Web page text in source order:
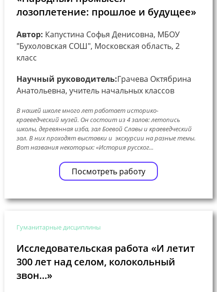
лозоплетение: прошлое и будущее»
Автор: Капустина Софья Денисовна, МБОУ
"Бухоловская СОШ", Московская область, 2
класс
Научный руководитель:Грачева Октябрина
Анатольевна, учитель начальных классов
В нашей школе много лет работает историко-
краеведческий музей. Он состоит из 4 залов: летопись
школы, деревянная изба, зал Боевой Славы и краеведческий
зал. В них проходят выставки и экскурсии на разные темы.
Вот названия некоторых: «История русског...
Посмотреть работу
Гуманитарные дисциплины
Исследовательская работа «И летит
300 лет над селом, колокольный
звон…»